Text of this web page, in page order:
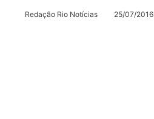
Redação Rio Notícias 25/07/2016